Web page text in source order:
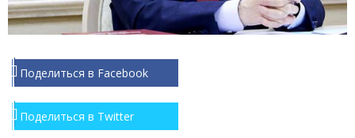
Поделиться в Facebook
Поделиться в Twitter